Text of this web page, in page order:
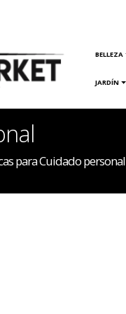
BELLEZA
JARDÍN
para Cuidado personal